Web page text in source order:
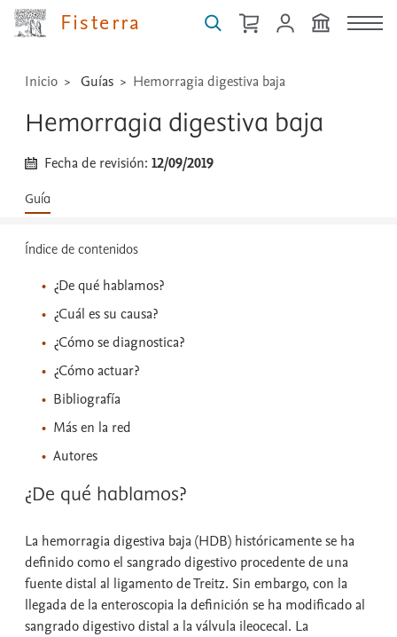
Fisterra
...
Inicio Guías Hemorragia digestiva baja
Hemorragia digestiva baja
Fecha de revisión:12/09/2019
Guía
Índice de contenidos
¿De qué hablamos?
¿Cuál es su causa?
¿Cómo se diagnostica?
¿Cómo actuar?
Bibliografía
Más en la red
Autores
¿De qué hablamos?
La hemorragia digestiva baja (HDB) históricamente se ha
definido como el sangrado digestivo procedente de una
fuente distal al ligamento de Treitz. Sin embargo, con la
llegada de la enteroscopia la definición se ha modificado al
sangrado digestivo distal a la válvula ileocecal. La